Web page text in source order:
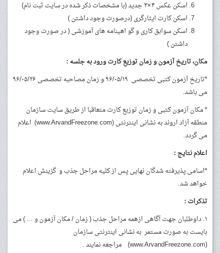
اسکن عکس ۴×۳ جدید (با مشخصات ذکر شده در سایت ثبت نام)
اسکن کارت ایثارگری (درصورت وجود داشتن )
اسکن سوابق کاری و گو اهینامه های آموزشی ( در صورت وجود
داشتن )
مکان، تاریخ آزمون و زمان توزیع کارت ورود به جلسه :
*تاریخ آزمون کتبی تخصصی ۹۶/۰۵/۱۹ و زمان مصاحبه تخصصی ۹۶/۰۵/۲۶
می باشد.
* مکان آزمون کتبی و زمان توزیع کارت متعاقبا از طریق سایت سازمان
منطقه آزاد اروند به نشانی اینترنتی (www.ArvandFreezone.com) اعلام
می گردد.
اعلام نتایج :
*اسامی پذیرفته شدگان نهایی پس از کلیه مراحل جذب و گزینش اعلام
خواهد شد.
تذکرات :
۱. داوطلبان جهت آگاهی ازهمه مراحل جذب ( زمان / مکان آزمون و … ) می
بایست به صورت مستمر به نشانی اینترنتی سازمان
(www.ArvandFreezone.com) مراجعه نمایند .